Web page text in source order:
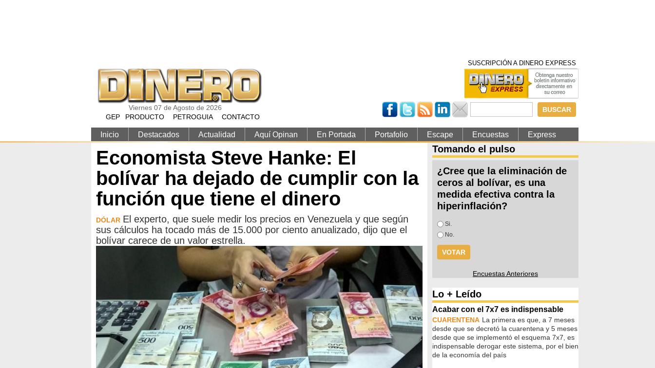
Viernes 07 de Agosto de 2026
SUSCRIPCIÓN A DINERO EXPRESS
Formulario de
búsqueda
GEP PRODUCTO PETROGUIA CONTACTO
Inicio Destacados Actualidad Aquí Opinan En Portada Portafolio Escape Encuestas Express
Economista Steve Hanke: El
bolívar ha dejado de cumplir con la
función que tiene el dinero
DÓLAR El experto, que suele medir los precios en Venezuela y que según
sus cálculos ha tocado más de 15.000 por ciento anualizado, dijo que el
bolívar carece de un valor estrella.
Tomando el pulso
¿Cree que la eliminación de
ceros al bolívar, es una
medida efectiva contra la
hiperinflación?
Opciones
Si.
No.
Encuestas Anteriores
Lo + Leído
Acabar con el 7x7 es indispensable
CUARENTENA La primera es que, a 7 meses
desde que se decretó la cuarentena y 5 meses
desde que se implementó el esquema 7x7, es
indispensable derogar este sistema, por el bien
de la economía del país